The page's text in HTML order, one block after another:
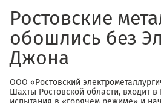
Ростовские
обошлись без
Джона
ООО «Ростовский
Шахты Ростовской области, входит в